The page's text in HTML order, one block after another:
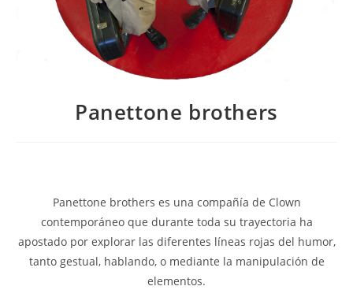
Panettone brothers
Panettone brothers es una compañía de Clown
contemporáneo que durante toda su trayectoria ha
apostado por explorar las diferentes líneas rojas del humor,
tanto gestual, hablando, o mediante la manipulación de
elementos.